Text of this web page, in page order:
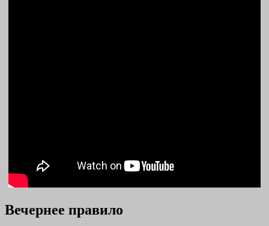
Вечернее правило